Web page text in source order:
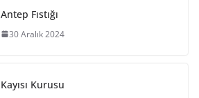
Antep Fıstığı
30 Aralık 2024
Kayısı Kurusu